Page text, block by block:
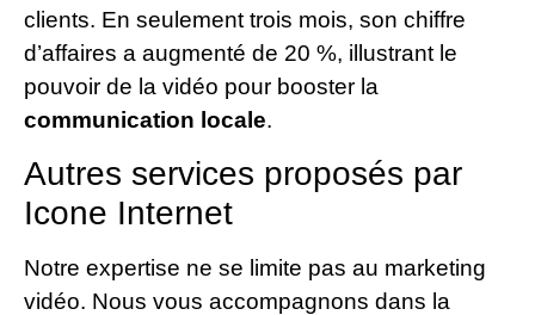
clients. En seulement trois mois, son chiffre
d’affaires a augmenté de 20 %, illustrant le
pouvoir de la vidéo pour booster la
communication locale.
Autres services proposés par
Icone Internet
Notre expertise ne se limite pas au marketing
vidéo. Nous vous accompagnons dans la